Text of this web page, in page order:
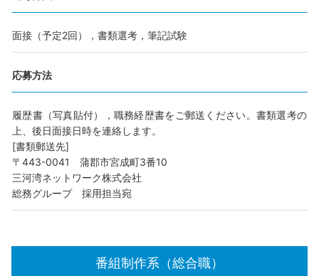
面接（予定2回），書類選考，筆記試験
応募方法
履歴書（写真貼付），職務経歴書をご郵送ください。書類選考の
上、後日面接日時を連絡します。
[書類郵送先]
〒443-0041 蒲郡市宮成町3番10
三河湾ネットワーク株式会社
総務グループ 採用担当宛
番組制作系（総合職）